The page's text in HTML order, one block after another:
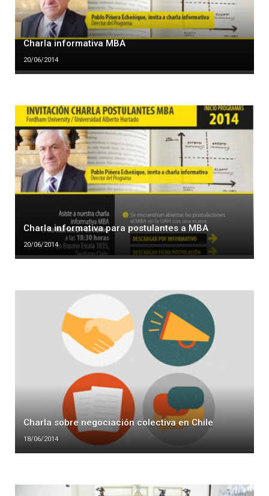
Charla informativa MBA
20/06/2014
Charla informativa para postulantes a MBA
20/06/2014
Charla sobre negociación colectiva en Chile
18/06/2014